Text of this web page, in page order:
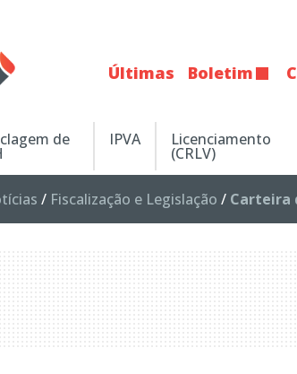
Últimas Boletim
de IPVA Licenciamento
(CRLV)
/ Fiscalização e Legislação / Carteira